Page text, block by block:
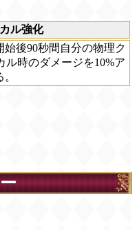
ル強化
後90秒間自分の物理ク
ル時のダメージを10%ア